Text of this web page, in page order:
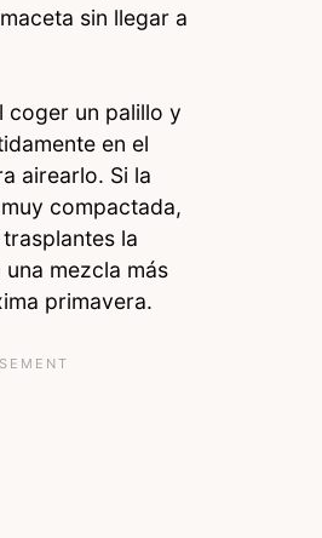
sin llegar a
coger un palillo y
en el
airearlo. Si la
compactada,
la
mezcla más
primavera.